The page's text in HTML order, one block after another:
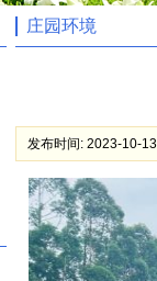
庄园环境
发布时间: 2023-10-